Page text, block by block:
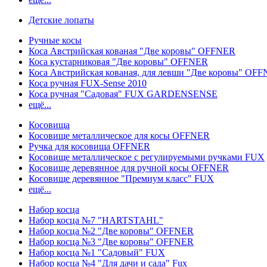
Детские лопаты
Ручные косы
Коса Австрийская кованая "Две коровы" OFFNER
Коса кустарниковая "Две коровы" OFFNER
Коса Австрийская кованая, для левши "Две коровы"
Коса ручная FUX-Sense 2010
Коса ручная "Садовая" FUX GARDENSENSE
ещё...
Косовища
Косовище металлическое для косы OFFNER
Ручка для косовища OFFNER
Косовище металлическое с регулируемыми ручками FUX
Косовище деревянное для ручной косы OFFNER
Косовище деревянное "Премиум класс" FUX
ещё...
Набор косца
Набор косца №7 "HARTSTAHL"
Набор косца №2 "Две коровы" OFFNER
Набор косца №3 "Две коровы" OFFNER
Набор косца №1 "Садовый" FUX
Набор косца №4 "Для дачи и сада" Fux